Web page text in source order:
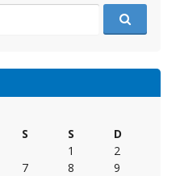
S S
D
1
2
7 8
9